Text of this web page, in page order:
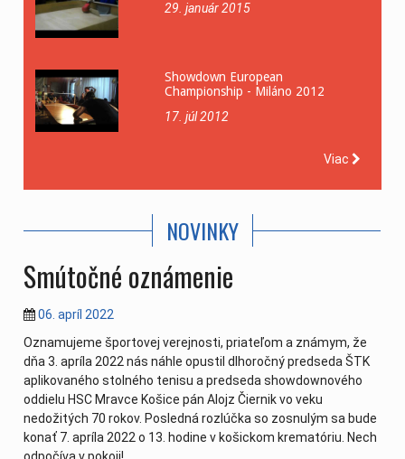
29. január 2015
Showdown European
Championship - Miláno 2012
17. júl 2012
Viac
NOVINKY
Smútočné oznámenie
06. apríl 2022
Oznamujeme športovej verejnosti, priateľom a známym, že
dňa 3. apríla 2022 nás náhle opustil dlhoročný predseda ŠTK
aplikovaného stolného tenisu a predseda showdownového
oddielu HSC Mravce Košice pán Alojz Čiernik vo veku
nedožitých 70 rokov. Posledná rozlúčka so zosnulým sa bude
konať 7. apríla 2022 o 13. hodine v košickom krematóriu. Nech